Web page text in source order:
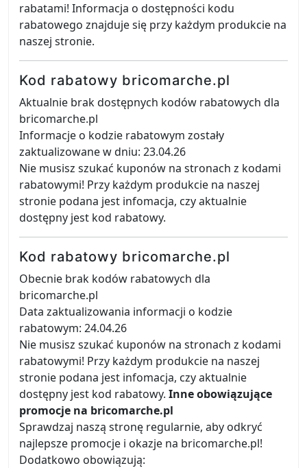
rabatami! Informacja o dostępności kodu
rabatowego znajduje się przy każdym produkcie na
naszej stronie.
Kod rabatowy bricomarche.pl
Aktualnie brak dostępnych kodów rabatowych dla
bricomarche.pl
Informacje o kodzie rabatowym zostały
zaktualizowane w dniu: 23.04.26
Nie musisz szukać kuponów na stronach z kodami
rabatowymi! Przy każdym produkcie na naszej
stronie podana jest infomacja, czy aktualnie
dostępny jest kod rabatowy.
Kod rabatowy bricomarche.pl
Obecnie brak kodów rabatowych dla
bricomarche.pl
Data zaktualizowania informacji o kodzie
rabatowym: 24.04.26
Nie musisz szukać kuponów na stronach z kodami
rabatowymi! Przy każdym produkcie na naszej
stronie podana jest infomacja, czy aktualnie
dostępny jest kod rabatowy. Inne obowiązujące
promocje na bricomarche.pl
Sprawdzaj naszą stronę regularnie, aby odkryć
najlepsze promocje i okazje na bricomarche.pl!
Dodatkowo obowiązują: